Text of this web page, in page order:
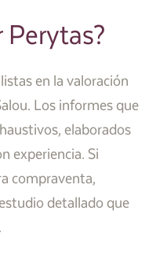
Perytas?
en la valoración
Los informes que
elaborados
experiencia. Si
compraventa,
detallado que